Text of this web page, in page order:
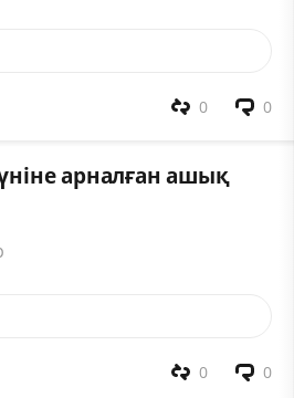
0
0
арналған ашық
0
0